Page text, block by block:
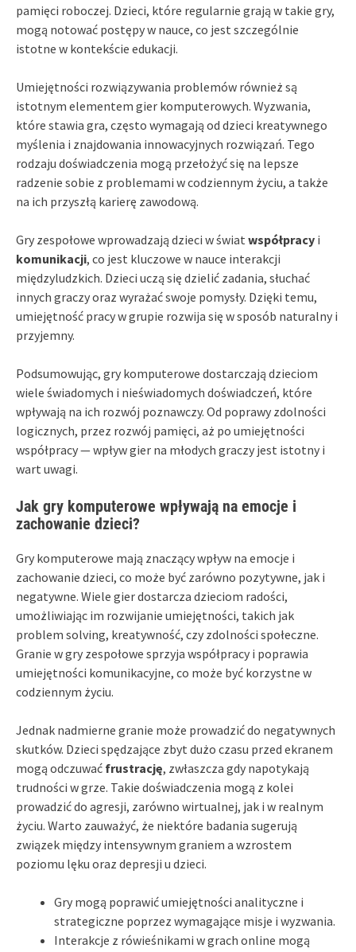
pamięci roboczej. Dzieci, które regularnie grają w takie gry,
mogą notować postępy w nauce, co jest szczególnie
istotne w kontekście edukacji.
Umiejętności rozwiązywania problemów również są
istotnym elementem gier komputerowych. Wyzwania,
które stawia gra, często wymagają od dzieci kreatywnego
myślenia i znajdowania innowacyjnych rozwiązań. Tego
rodzaju doświadczenia mogą przełożyć się na lepsze
radzenie sobie z problemami w codziennym życiu, a także
na ich przyszłą karierę zawodową.
Gry zespołowe wprowadzają dzieci w świat współpracy i
komunikacji, co jest kluczowe w nauce interakcji
międzyludzkich. Dzieci uczą się dzielić zadania, słuchać
innych graczy oraz wyrażać swoje pomysły. Dzięki temu,
umiejętność pracy w grupie rozwija się w sposób naturalny i
przyjemny.
Podsumowując, gry komputerowe dostarczają dzieciom
wiele świadomych i nieświadomych doświadczeń, które
wpływają na ich rozwój poznawczy. Od poprawy zdolności
logicznych, przez rozwój pamięci, aż po umiejętności
współpracy — wpływ gier na młodych graczy jest istotny i
wart uwagi.
Jak gry komputerowe wpływają na emocje i
zachowanie dzieci?
Gry komputerowe mają znaczący wpływ na emocje i
zachowanie dzieci, co może być zarówno pozytywne, jak i
negatywne. Wiele gier dostarcza dzieciom radości,
umożliwiając im rozwijanie umiejętności, takich jak
problem solving, kreatywność, czy zdolności społeczne.
Granie w gry zespołowe sprzyja współpracy i poprawia
umiejętności komunikacyjne, co może być korzystne w
codziennym życiu.
Jednak nadmierne granie może prowadzić do negatywnych
skutków. Dzieci spędzające zbyt dużo czasu przed ekranem
mogą odczuwać frustrację, zwłaszcza gdy napotykają
trudności w grze. Takie doświadczenia mogą z kolei
prowadzić do agresji, zarówno wirtualnej, jak i w realnym
życiu. Warto zauważyć, że niektóre badania sugerują
związek między intensywnym graniem a wzrostem
poziomu lęku oraz depresji u dzieci.
Gry mogą poprawić umiejętności analityczne i
strategiczne poprzez wymagające misje i wyzwania.
Interakcje z rówieśnikami w grach online mogą